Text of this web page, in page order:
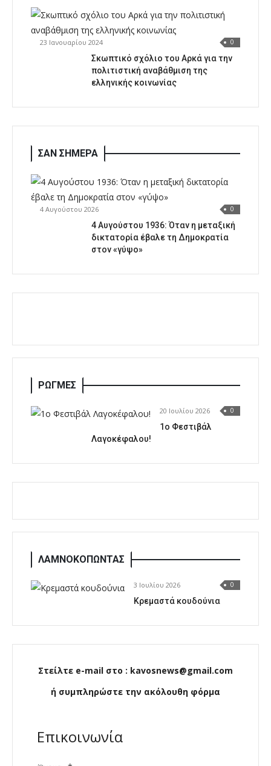
23 Ιανουαρίου 2024 0
Σκωπτικό σχόλιο του Αρκά για την
πολιτιστική αναβάθμιση της
ελληνικής κοινωνίας
ΣΑΝ ΣΗΜΕΡΑ
4 Αυγούστου 2026 0
4 Αυγούστου 1936: Όταν η μεταξική
δικτατορία έβαλε τη Δημοκρατία
στον «γύψο»
ΡΩΓΜΕΣ
20 Ιουλίου 2026 0
1o Φεστιβάλ
Λαγοκέφαλου!
ΛΑΜΝΟΚΟΠΩΝΤΑΣ
3 Ιουλίου 2026 0
Κρεμαστά κουδούνια
Στείλτε e-mail στο : kavosnews@gmail.com
ή συμπληρώστε την ακόλουθη φόρμα
Επικοινωνία